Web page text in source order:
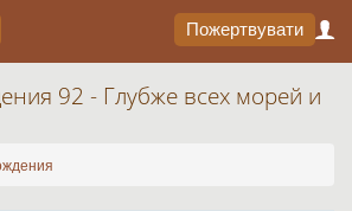
Пожертвувати
92 - Глубже всех морей и